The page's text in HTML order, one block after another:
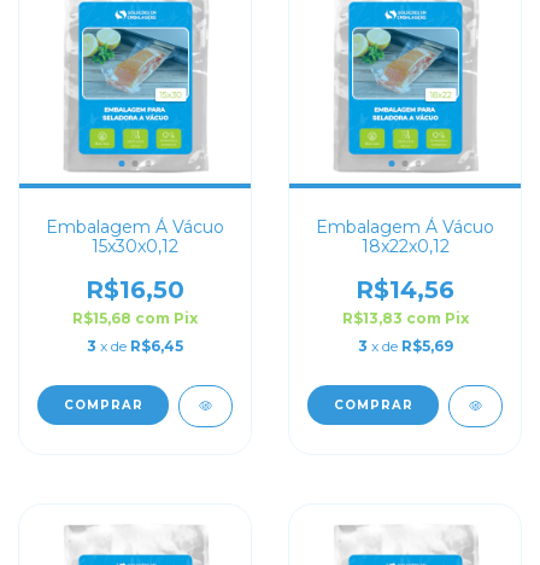
Embalagem Á Vácuo
15x30x0,12
R$16,50
R$15,68 com Pix
3 x de R$6,45
COMPRAR
Embalagem Á Vácuo
18x22x0,12
R$14,56
R$13,83 com Pix
3 x de R$5,69
COMPRAR